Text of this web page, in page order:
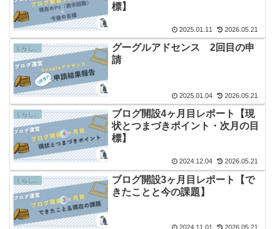
標】
2025.01.11 2026.05.21
くらし。
グーグルアドセンス 2回目の申
請
2025.01.04 2026.05.21
くらし。
ブログ開設4ヶ月目レポート【現
状とつまづきポイント・次月の目
標】
2024.12.04 2026.05.21
くらし。
ブログ開設3ヶ月目レポート【で
きたことと今の課題】
2024.11.01 2026.05.21